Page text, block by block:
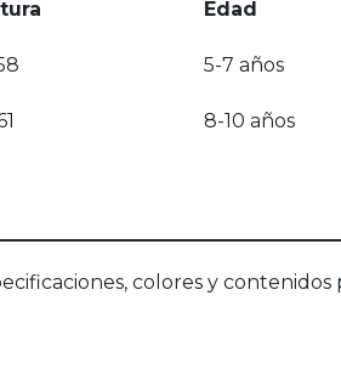
Edad
5-7 años
8-10 años
colores y